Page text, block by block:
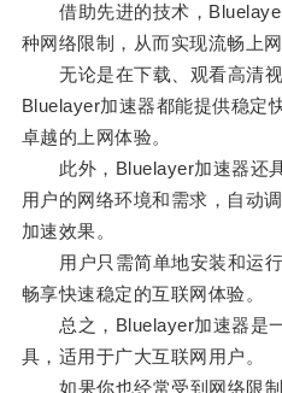
借助先进的技术，Bluelayer
种网络限制，从而实现流畅上网
无论是在下载、观看高清视
Bluelayer加速器都能提供稳定
卓越的上网体验。
此外，Bluelayer加速器还具
用户的网络环境和需求，自动
加速效果。
用户只需简单地安装和运行
畅享快速稳定的互联网体验。
总之，Bluelayer加速器是一
具，适用于广大互联网用户。
如果你也经常受到网络限制